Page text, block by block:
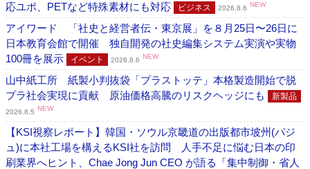
応ユポ、PETなど特殊素材にも対応
ビジネス 2026.8.6 NEW
アイワード 「社史と経営者伝・東京展」を８月25日〜26日に
日本教育会館で開催 独自開発の社史編集システム実演や実物
100冊を展示
イベント 2026.8.6 NEW
山中紙工所 紙製小判抜袋「プラストッテ」本格製造開始で脱
プラ社会実現に貢献 原油価格高騰のリスクヘッジにも
新製品
2026.8.5 NEW
【KSI視察レポート】韓国・ソウル京畿道の出版都市坡州(パジ
ュ)に本社工場を構えるKSI社を訪問 人手不足に悩む日本の印
刷業界へヒント、Chae Jong Jun CEO が語る「集中制御・省人